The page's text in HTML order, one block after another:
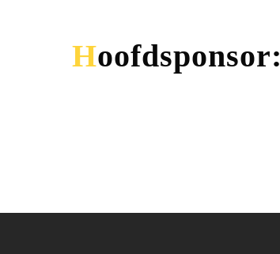
Hoofdsponsor: